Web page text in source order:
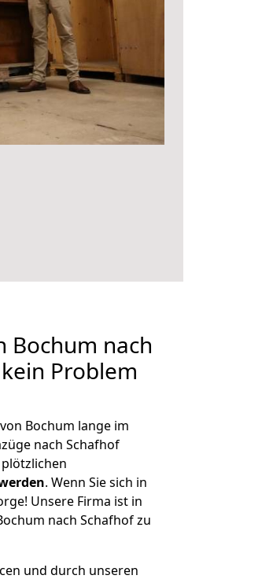
Bochum nach
Problem
Bochum lange im
nach Schafhof
. Wenn Sie sich in
Unsere Firma ist in
nach Schafhof zu
und durch unseren